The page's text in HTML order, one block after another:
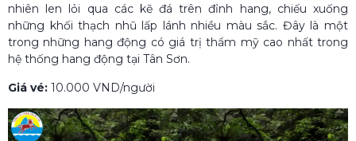
nhiên len lỏi qua các kẽ đá trên đỉnh hang, chiếu xuống
những khối thạch nhũ lấp lánh nhiều màu sắc. Đây là một
trong những hang động có giá trị thẩm mỹ cao nhất trong
hệ thống hang động tại Tân Sơn.
Giá vé: 10.000 VND/người